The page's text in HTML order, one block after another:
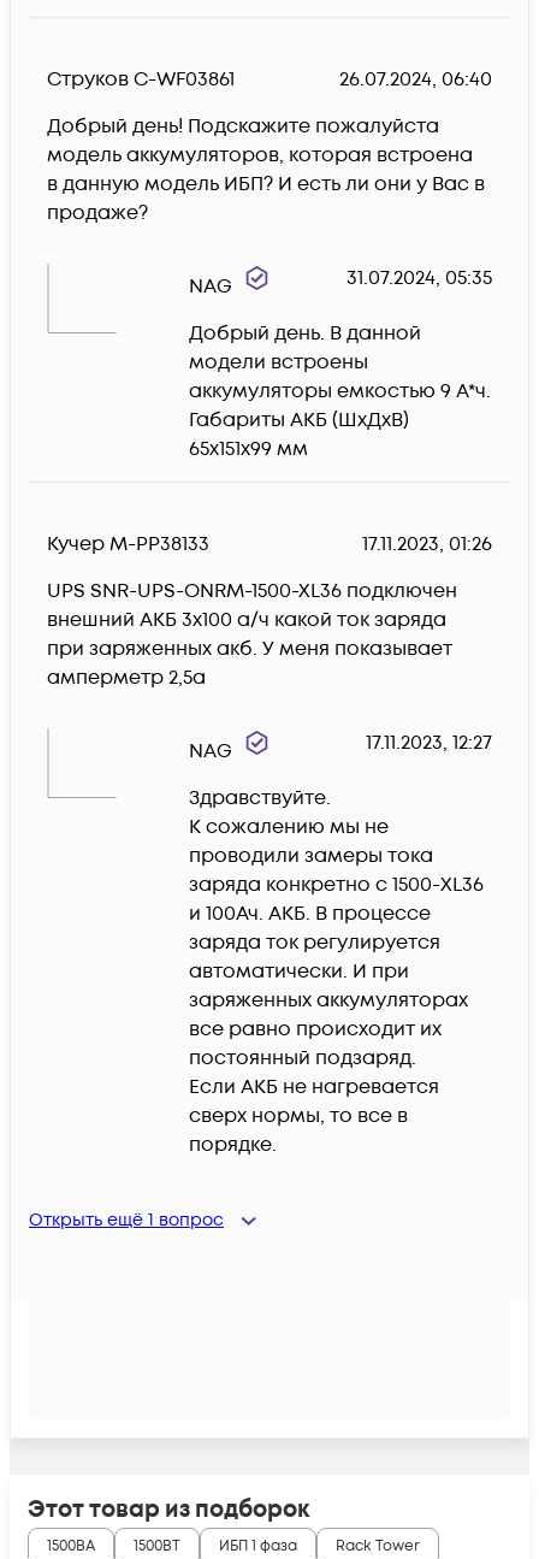
Струков С-WF03861
26.07.2024, 06:40
Добрый день! Подскажите пожалуйста
модель аккумуляторов, которая встроена
в данную модель ИБП? И есть ли они у Вас в
продаже?
NAG 31.07.2024, 05:35
Добрый день. В данной
модели встроены
аккумуляторы емкостью 9 А*ч.
Габариты АКБ (ШхДхВ)
65х151х99 мм
Кучер М-PP38133
17.11.2023, 01:26
UPS SNR-UPS-ONRM-1500-XL36 подключен
внешний АКБ 3х100 а/ч какой ток заряда
при заряженных акб. У меня показывает
амперметр 2,5а
NAG 17.11.2023, 12:27
Здравствуйте.
К сожалению мы не
проводили замеры тока
заряда конкретно с 1500-XL36
и 100Ач. АКБ. В процессе
заряда ток регулируется
автоматически. И при
заряженных аккумуляторах
все равно происходит их
постоянный подзаряд.
Если АКБ не нагревается
сверх нормы, то все в
порядке.
Открыть ещё 1 вопрос
Этот товар из подборок
1500ВА 1500ВТ ИБП 1 фаза Rack Tower